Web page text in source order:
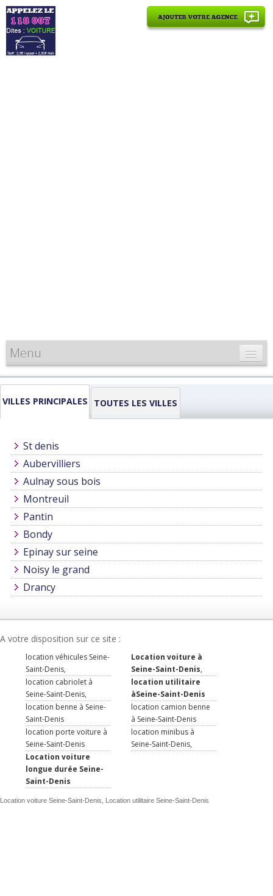
Menu
CARTE DE FRANCE
INFORMATIONS
VILLES PRINCIPALES TOUTES LES VILLES
St denis
Aubervilliers
Aulnay sous bois
Montreuil
Pantin
Bondy
Epinay sur seine
Noisy le grand
Drancy
A votre disposition sur ce site :
location véhicules Seine-
Saint-Denis,
Location voiture à
Seine-Saint-Denis,
location cabriolet à
Seine-Saint-Denis,
location utilitaire
àSeine-Saint-Denis
location benne à Seine-
Saint-Denis
location camion benne
à Seine-Saint-Denis
location porte voiture à
Seine-Saint-Denis
location minibus à
Seine-Saint-Denis,
Location voiture
longue durée Seine-
Saint-Denis
Location voiture Seine-Saint-Denis, Location utilitaire Seine-Saint-Denis